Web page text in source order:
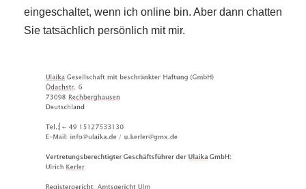
eingeschaltet, wenn ich online bin. Aber dann chatten
Sie tatsächlich persönlich mit mir.